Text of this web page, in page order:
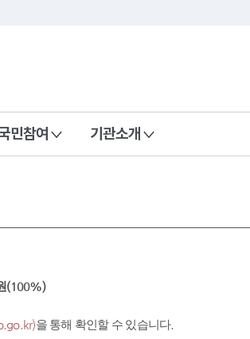
민참여 기관소개
(100%)
을 통해 확인할 수 있습니다.